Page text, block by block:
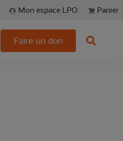
Mon espace LPO Panier
Faire un don